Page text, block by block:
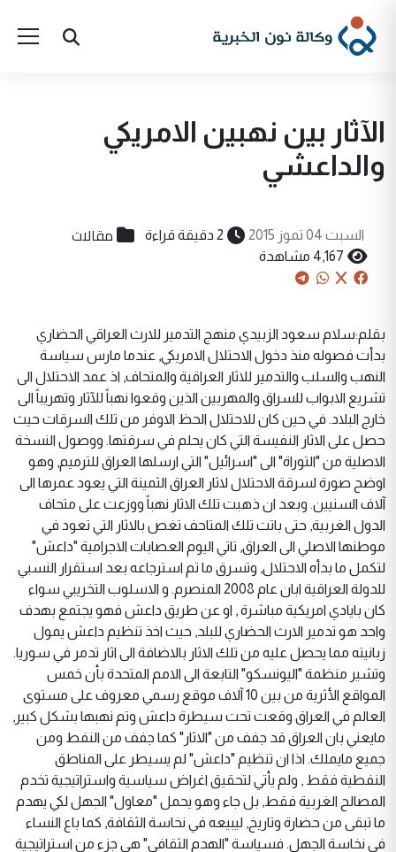
الآثار بين نهبين الامريكي
والداعشي
السبت 04 تموز 2015 2 دقيقة قراءة مقالات
4,167 مشاهدة
بقلم:سلام سعود الزبيدي منهج التدمير للارث العراقي الحضاري
بدأت فصوله منذ دخول الاحتلال الامريكي, عندما مارس سياسة
النهب والسلب والتدمير للاثار العراقية والمتحاف, اذ عمد الاحتلال الى
تشريع الابواب للسراق والمهربين الذين وقعوا نهباً للآثار وتهريباً الى
خارج البلاد. في حين كان للاحتلال الحظ الاوفر من تلك السرقات حيث
حصل على الاثار النفيسة التي كان يحلم في سرقتها. ووصول النسخة
الاصلية من "التوراة" الى "اسرائيل" التي ارسلها العراق للترميم, وهو
اوضح صورة لسرقة الاحتلال لاثار العراق الثمينة التي يعود عمرها الى
آلاف السنيين. وبعد ان ذهبت تلك الاثار نهباً ووزعت على متحاف
الدول الغربية, حتى باتت تلك المتاحف تغص بالاثار التي تعود في
موطنها الاصلي الى العراق, تاتي اليوم العصابات الاجرامية "داعش"
لتكمل ما بدأه الاحتلال, وتسرق ما تم استرجاعه بعد استقرار النسبي
للدولة العراقية ابان عام 2008 المنصرم. و الاسلوب التخريبي سواء
كان بايادي امريكية مباشرة , او عن طريق داعش فهو يجتمع بهدف
واحد هو تدمير الارث الحضاري للبلد, حيث اخذ تنظيم داعش يمول
زبانيته مما يحصل عليه من تلك الاثار بالاضافة الى اثار تدمر في سوريا.
وتشير منظمة "اليونسكو" التابعة الى الامم المتحدة بأن خمس
المواقع الأثرية من بين 10 آلاف موقع رسمي معروف على مستوى
العالم في العراق وقعت تحت سيطرة داعش وتم نهبها بشكل كبير,
مايعني بان العراق قد جفف من "الاثار" كما جفف من النفط ومن
جميع مايملك. اذا ان تنظيم "داعش" لم يسيطر على المناطق
النفطية فقط , ولم يأتي لتحقيق اغراض سياسية واستراتيجية تخدم
المصالح الغربية فقط, بل جاء وهو يحمل "معاول" الجهل لكي يهدم
ما تبقى من حضارة وتاريخ, ليبيعه في نخاسة الثقافة, كما باع النساء
في نخاسة الجهل. فسياسة "الهدم الثقافي" هي جزء من استراتيجية